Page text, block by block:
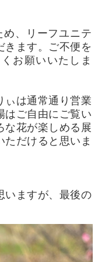
、リーフユニテ
きます。ご不便を
お願いいたしま
ぃは通常通り営業
はご自由にご覧い
な花が楽しめる展
だけると思いま
いますが、最後の